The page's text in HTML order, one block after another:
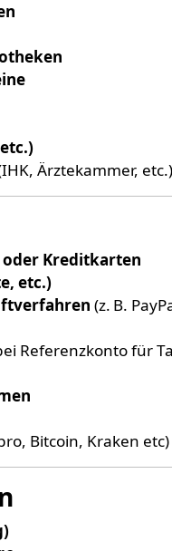
Ärztekammer, etc.)
Kreditkarten
etc.)
(z. B.
Referenzkonto für
Bitcoin, Kraken etc)